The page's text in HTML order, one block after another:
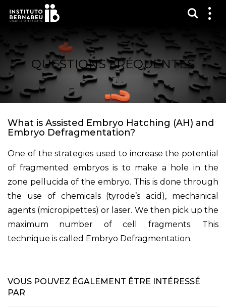
QUESTIONS FRÉQUENTES
What is Assisted Embryo Hatching (AH) and
Embryo Defragmentation?
One of the strategies used to increase the potential
of fragmented embryos is to make a hole in the
zone pellucida of the embryo. This is done through
the use of chemicals (tyrode’s acid), mechanical
agents (micropipettes) or laser. We then pick up the
maximum number of cell fragments. This
technique is called Embryo Defragmentation.
VOUS POUVEZ ÉGALEMENT ÊTRE INTÉRESSÉ
PAR